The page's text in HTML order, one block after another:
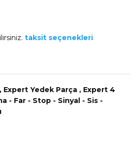
taksit seçenekleri
, Expert Yedek Parça , Expert 4
- Far - Stop - Sinyal - Sis -